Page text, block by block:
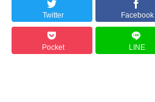
Twitter Facebook
Pocket LINE